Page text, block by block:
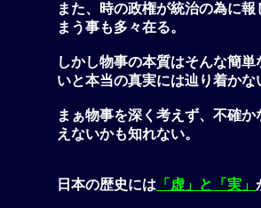
また、時の政権が統治の為に
まう事も多々在る。
しかし物事の本質はそんな簡
いと本当の真実には辿り着かな
まぁ物事を深く考えず、不確
えないかも知れない。
日本の歴史には 「虚」と「実」